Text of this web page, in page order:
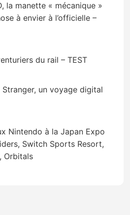
la manette « mécanique »
à envier à l’officielle –
du rail – TEST
un voyage digital
Nintendo à la Japan Expo
Switch Sports Resort,
Orbitals